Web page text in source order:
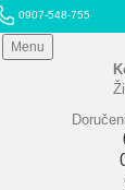
0907-548-755
Menu